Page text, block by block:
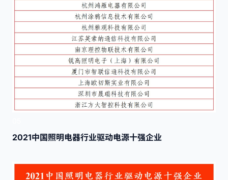
2021中国照明电器行业驱动电源十强企业